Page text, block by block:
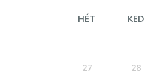
HÉT KED
27 28